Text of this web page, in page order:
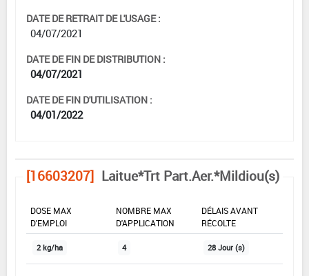
DATE DE RETRAIT DE L'USAGE :
04/07/2021
DATE DE FIN DE DISTRIBUTION :
04/07/2021
DATE DE FIN D'UTILISATION :
04/01/2022
[16603207] Laitue*Trt Part.Aer.*Mildiou(s)
DOSE MAX
D'EMPLOI
NOMBRE MAX
D'APPLICATION
DÉLAIS AVANT
RÉCOLTE
2 kg/ha 4 28 Jour (s)